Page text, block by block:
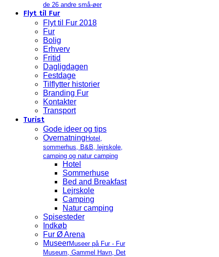
de 26 andre små-øer
Flyt til Fur
Flyt til Fur 2018
Fur
Bolig
Erhverv
Fritid
Dagligdagen
Festdage
Tilflytter historier
Branding Fur
Kontakter
Transport
Turist
Gode ideer og tips
Overnatning Hotel,
sommerhus, B&B, lejrskole,
camping og natur camping
Hotel
Sommerhuse
Bed and Breakfast
Lejrskole
Camping
Natur camping
Spisesteder
Indkøb
Fur Ø Arena
MuseerMuseer på Fur - Fur
Museum, Gammel Havn, Det